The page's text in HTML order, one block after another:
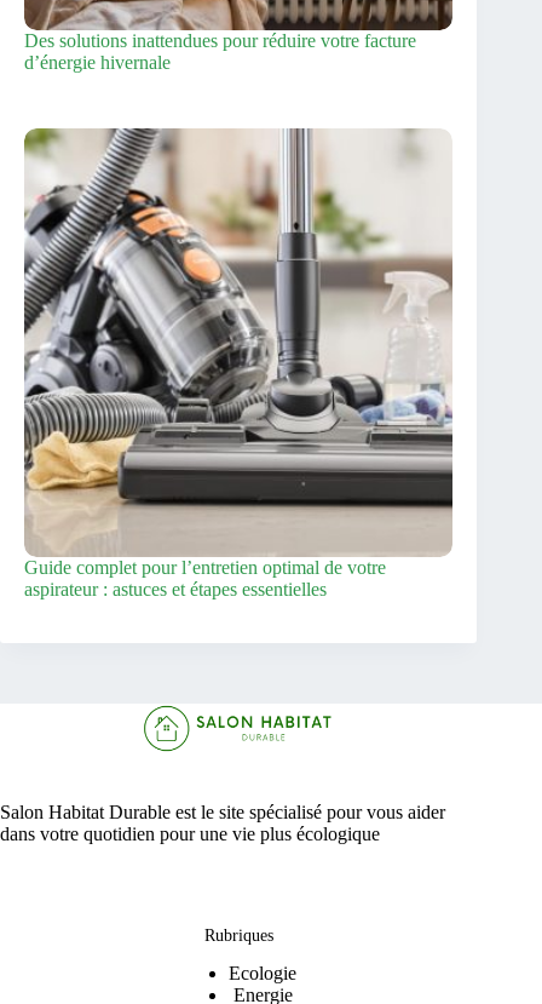
Des solutions inattendues pour réduire votre facture
d’énergie hivernale
Guide complet pour l’entretien optimal de votre
aspirateur : astuces et étapes essentielles
Salon Habitat Durable est le site spécialisé pour vous aider
dans votre quotidien pour une vie plus écologique
Rubriques
Ecologie
Energie